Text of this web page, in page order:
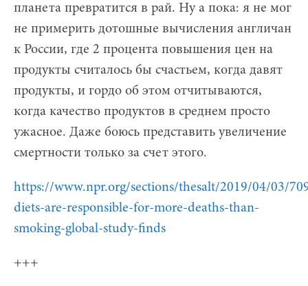
планета превратится в рай. Ну а пока: я не мог
не примерить дотошные вычисления англичан
к России, где 2 процента повышения цен на
продукты считалось бы счастьем, когда давят
продукты, и гордо об этом отчитываются,
когда качество продуктов в среднем просто
ужасное. Даже боюсь представить увеличение
смертности только за счет этого.
https://www.npr.org/sections/thesalt/2019/04/03/
diets-are-responsible-for-more-deaths-than-
smoking-global-study-finds
+++